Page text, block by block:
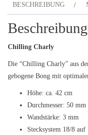
BESCHREIBUNG
Beschreibung
Chilling Charly
Die “Chilling Charly” aus
gebogene Bong mit
Höhe: ca. 42 cm
Durchmesser: 50 mm
Wandstärke: 3 mm
Stecksystem 18/8 auf